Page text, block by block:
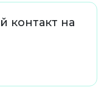
контакт на